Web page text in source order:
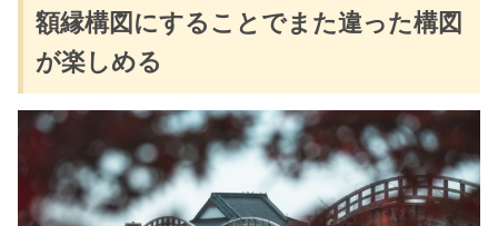
額縁構図にすることでまた違った構図
が楽しめる